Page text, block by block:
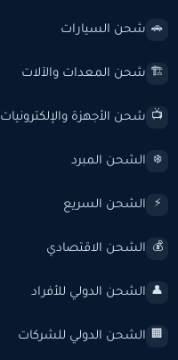
🚗 شحن السيارات
🏗️ شحن المعدات والآلات
📺 شحن الأجهزة والإلكترونيات
❄️ الشحن المبرد
⚡ الشحن السريع
💰 الشحن الاقتصادي
👤 الشحن الدولي للأفراد
🏢 الشحن الدولي للشركات